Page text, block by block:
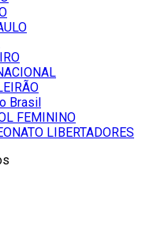
Brasil
FEMININO
LIBERTADORES